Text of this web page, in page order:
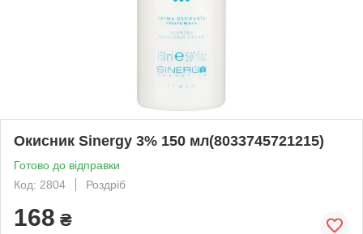
Окисник Sinergy 3% 150 мл(8033745721215)
Готово до відправки
Код: 2804
Роздріб
168 ₴